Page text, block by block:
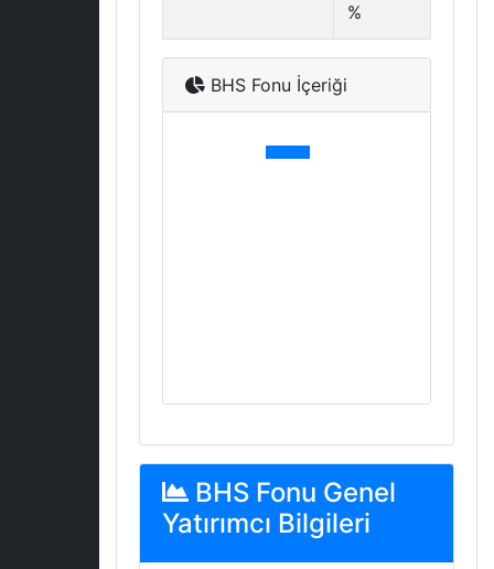
%
BHS Fonu İçeriği
BHS Fonu Genel
Yatırımcı Bilgileri